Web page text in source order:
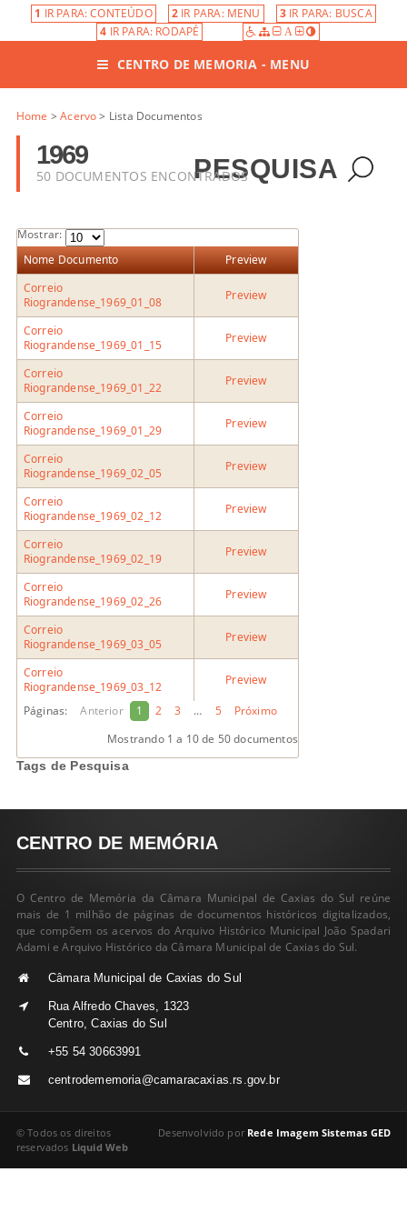
1 IR PARA: CONTEÚDO 2 IR PARA: MENU 3 IR PARA: BUSCA
4 IR PARA: RODAPÉ A
CENTRO DE MEMORIA - MENU
Home >Acervo> Lista Documentos
1969
50 DOCUMENTOS ENCONTRADOSPESQUISA
Mostrar:
Nome Documento
Preview
Correio
Riograndense_1969_01_08
Preview
Correio
Riograndense_1969_01_15
Preview
Correio
Riograndense_1969_01_22
Preview
Correio
Riograndense_1969_01_29
Preview
Correio
Riograndense_1969_02_05
Preview
Correio
Riograndense_1969_02_12
Preview
Correio
Riograndense_1969_02_19
Preview
Correio
Riograndense_1969_02_26
Preview
Correio
Riograndense_1969_03_05
Preview
Correio
Riograndense_1969_03_12
Preview
Páginas:
Anterior 1 2 3 … 5
Próximo
Mostrando 1 a 10de 50 documentos
Tags de Pesquisa
CENTRO DE MEMÓRIA
O Centro de Memória da Câmara Municipal de Caxias do Sul reúne
mais de 1 milhão de páginas de documentos históricos digitalizados,
que compõem os acervos do Arquivo Histórico Municipal João Spadari
Adami e Arquivo Histórico da Câmara Municipal de Caxias do Sul.
Câmara Municipal de Caxias do Sul
Rua Alfredo Chaves, 1323
Centro, Caxias do Sul
+55 54 30663991
centrodememoria@camaracaxias.rs.gov.br
Desenvolvido por Rede Imagem Sistemas GED
© Todos os direitos
reservados Liquid Web